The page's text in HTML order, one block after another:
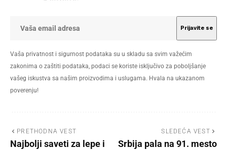
Vaša privatnost i sigurnost podataka su u skladu sa svim važećim
zakonima o zaštiti podataka, podaci se koriste isključivo za poboljšanje
vašeg iskustva sa našim proizvodima i uslugama. Hvala na ukazanom
poverenju!
PRETHODNA VEST
Najbolji saveti za lepe i
SLEDEĆA VEST
Srbija pala na 91. mesto